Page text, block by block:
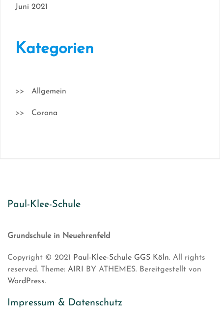
Juni 2021
Kategorien
Allgemein
Corona
Paul-Klee-Schule
Grundschule in Neuehrenfeld
Copyright © 2021 Paul-Klee-Schule GGS Köln. All rights
reserved. Theme: AIRI
BY ATHEMES. Bereitgestellt von
WordPress.
Impressum & Datenschutz